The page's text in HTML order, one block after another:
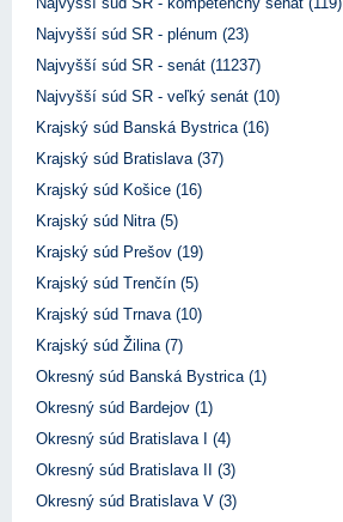
Najvyšší súd SR - plénum (23)
Najvyšší súd SR - senát (11237)
Najvyšší súd SR - veľký senát (10)
Krajský súd Banská Bystrica (16)
Krajský súd Bratislava (37)
Krajský súd Košice (16)
Krajský súd Nitra (5)
Krajský súd Prešov (19)
Krajský súd Trenčín (5)
Krajský súd Trnava (10)
Krajský súd Žilina (7)
Okresný súd Banská Bystrica (1)
Okresný súd Bardejov (1)
Okresný súd Bratislava I (4)
Okresný súd Bratislava II (3)
Okresný súd Bratislava V (3)